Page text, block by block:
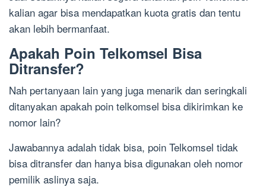
kalian agar bisa mendapatkan kuota gratis dan tentu
akan lebih bermanfaat.
Apakah Poin Telkomsel Bisa
Ditransfer?
Nah pertanyaan lain yang juga menarik dan seringkali
ditanyakan apakah poin telkomsel bisa dikirimkan ke
nomor lain?
Jawabannya adalah tidak bisa, poin Telkomsel tidak
bisa ditransfer dan hanya bisa digunakan oleh nomor
pemilik aslinya saja.